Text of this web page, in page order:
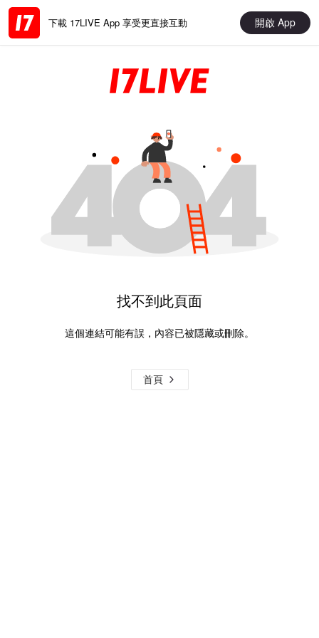
下載 17LIVE App 享受更直接互動 開啟 App
找不到此頁面
這個連結可能有誤，內容已被隱藏或刪除。
首頁